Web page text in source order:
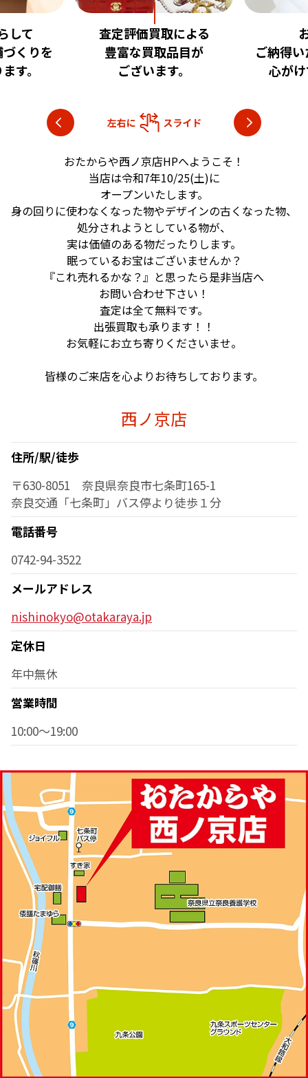
よる
目が
。
お客様に
ご納得いただける査定を
心がけております。
安
いただ
目指
おたからや西ノ京店HPへようこそ！
当店は令和7年10/25(土)に
オープンいたします。
身の回りに使わなくなった物やデザインの古くなった物、
処分されようとしている物が、
実は価値のある物だったりします。
眠っているお宝はございませんか？
『これ売れるかな？』と思ったら是非当店へ
お問い合わせ下さい！
査定は全て無料です。
出張買取も承ります！！
お気軽にお立ち寄りくださいませ。
皆様のご来店を心よりお待ちしております。
西ノ京店
住所/駅/徒歩
〒630-8051 奈良県奈良市七条町165-1
奈良交通「七条町」バス停より徒歩１分
電話番号
0742-94-3522
メールアドレス
nishinokyo@otakaraya.jp
定休日
年中無休
営業時間
10:00～19:00